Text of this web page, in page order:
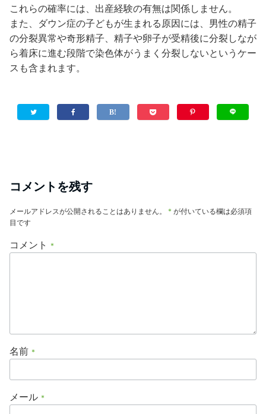
これらの確率には、出産経験の有無は関係しません。
また、ダウン症の子どもが生まれる原因には、男性の精子
の分裂異常や奇形精子、精子や卵子が受精後に分裂しなが
ら着床に進む段階で染色体がうまく分裂しないというケー
スも含まれます。
コメントを残す
メールアドレスが公開されることはありません。 * が付いている欄は必須項
目です
コメント *
名前 *
メール *